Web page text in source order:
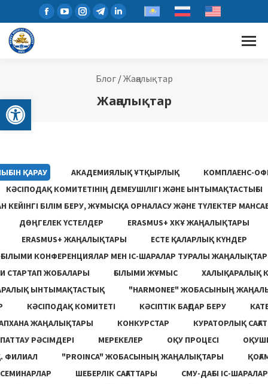
Open toolbar
Блог/Жаңалықтар
Жаңалықтар
ҚАРАУ АКАДЕМИЯЛЫҚ ҰТҚЫРЛЫҚ
КОМПЛАЕНС-
КӘСІПОДАҚ КОМИТЕТІНІҢ ДЕМЕУШІЛІГІ ЖӘНЕ ЫНТЫМАҚТАСТЫҒЫ
КЕЙІНГІ БІЛІМ БЕРУ, ЖҰМЫСҚА ОРНАЛАСУ ЖƏНЕ ТҮЛЕКТЕР
ДӨҢГЕЛЕК ҮСТЕЛДЕР
ERASMUS+ ХКҰ ЖАҢАЛЫҚТАРЫ
ERASMUS+ ЖАҢАЛЫҚТАРЫ
ЕСТЕ ҚАЛАРЛЫҚ КҮНДЕР
ҒЫЛЫМИ КОНФЕРЕНЦИЯЛАР МЕН ІС-ШАРАЛАР ТУРАЛЫ ЖАҢАЛЫҚТАР
СТАРТАП ЖОБАЛАРЫ
ҒЫЛЫМИ ЖҰМЫС
ХАЛЫҚАРАЛЫҚ
ЫНТЫМАҚТАСТЫҚ
"HARMONEE" ЖОБАСЫНЫҢ
КӘСІПОДАҚ КОМИТЕТІ КӘСІПТІК БАҒДАР БЕРУ
ЖАҢАЛЫҚТАРЫ
КОНКУРСТАР
КУРАТОРЛЫҚ
РӘСІМДЕРІ
МЕРЕКЕЛЕР ОҚУ ПРОЦЕСІ
ФИЛИАЛ
"PROINCA" ЖОБАСЫНЫҢ ЖАҢАЛЫҚТАРЫ
СЕМИНАРЛАР
ШЕБЕРЛІК САҒАТТАРЫ
СМУ-ДАҒЫ ІС-ШАРАЛАР